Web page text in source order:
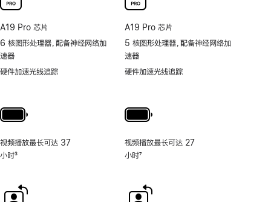
A19 Pro 芯片
6 核图形处理器，配备神经网络加
速器
硬件加速光线追踪
视频播放最长可达 37
小时3
A19 Pro 芯片
5 核图形处理器，配备神经网络加
速器
硬件加速光线追踪
视频播放最长可达 27
小时7